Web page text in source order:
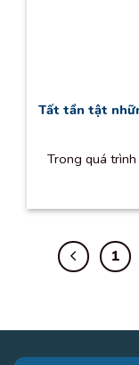
Tất tần tật
Trong quá
1